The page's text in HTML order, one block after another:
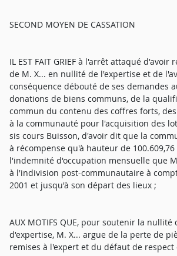
SECOND MOYEN DE CASSATION
IL EST FAIT GRIEF à l'arrêt attaqué d'avoir
de M. X... en nullité de l'expertise et de
conséquence débouté de ses demandes
donations de biens communs, de la
commun du contenu des coffres forts,
à la communauté pour l'acquisition des
sis cours Buisson, d'avoir dit que la
à récompense qu'à hauteur de 100.609,76
l'indemnité d'occupation mensuelle que
à l'indivision post-communautaire à
2001 et jusqu'à son départ des lieux ;
AUX MOTIFS QUE, pour soutenir la
d'expertise, M. X... argue de la perte de
remises à l'expert et du défaut de